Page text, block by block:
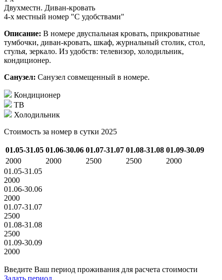
Двухместн. Диван-кровать
4-х местный номер "С удобствами"
Описание: В номере двуспальная кровать, прикроватные
тумбочки, диван-кровать, шкаф, журнальный столик, стол,
стулья, зеркало. Из удобств: телевизор, холодильник,
кондиционер.
Санузел: Санузел совмещенный в номере.
Кондиционер
ТВ
Холодильник
Стоимость за номер в сутки 2025
01.05-31.05 01.06-30.06 01.07-31.07 01.08-31.08 01.09-30.09
2000
2000 2500 2500
2000
01.05-31.05
2000
01.06-30.06
2000
01.07-31.07
2500
01.08-31.08
2500
01.09-30.09
2000
Введите Ваш период проживания для расчета стоимости
Задать период.